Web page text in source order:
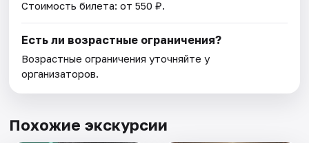
Стоимость билета: от 550 ₽.
Есть ли возрастные ограничения?
Возрастные ограничения уточняйте у
организаторов.
Похожие экскурсии